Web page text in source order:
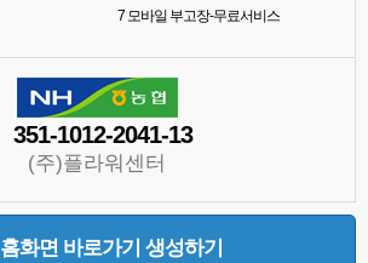
7모바일 부고장-무료서비스
351-1012-2041-13
(주)플라워센터
홈화면 바로가기 생성하기